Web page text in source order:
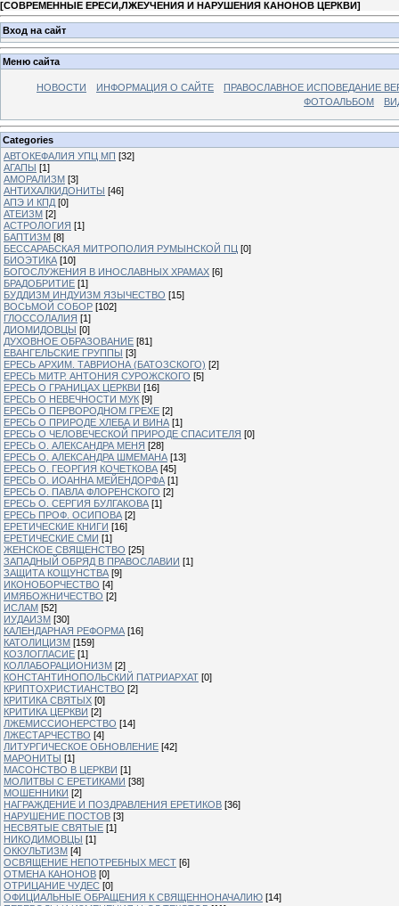
[СОВРЕМЕННЫЕ ЕРЕСИ,ЛЖЕУЧЕНИЯ И НАРУШЕНИЯ КАНОНОВ ЦЕРКВИ]
Вход на сайт
Меню сайта
НОВОСТИ ИНФОРМАЦИЯ О САЙТЕ
ПРАВОСЛАВНОЕ ИСПОВЕДАНИЕ
ФОТОАЛЬБОМ
Categories
АВТОКЕФАЛИЯ УПЦ МП [32]
АГАПЫ [1]
АМОРАЛИЗМ [3]
АНТИХАЛКИДОНИТЫ [46]
АПЭ И КПД [0]
АТЕИЗМ [2]
АСТРОЛОГИЯ [1]
БАПТИЗМ [8]
БЕССАРАБСКАЯ МИТРОПОЛИЯ РУМЫНСКОЙ ПЦ [0]
БИОЭТИКА [10]
БОГОСЛУЖЕНИЯ В ИНОСЛАВНЫХ ХРАМАХ [6]
БРАДОБРИТИЕ [1]
БУДДИЗМ ИНДУИЗМ ЯЗЫЧЕСТВО [15]
ВОСЬМОЙ СОБОР [102]
ГЛОССОЛАЛИЯ [1]
ДИОМИДОВЦЫ [0]
ДУХОВНОЕ ОБРАЗОВАНИЕ [81]
ЕВАНГЕЛЬСКИЕ ГРУППЫ [3]
ЕРЕСЬ АРХИМ. ТАВРИОНА (БАТОЗСКОГО) [2]
ЕРЕСЬ МИТР. АНТОНИЯ СУРОЖСКОГО [5]
ЕРЕСЬ О ГРАНИЦАХ ЦЕРКВИ [16]
ЕРЕСЬ О НЕВЕЧНОСТИ МУК [9]
ЕРЕСЬ О ПЕРВОРОДНОМ ГРЕХЕ [2]
ЕРЕСЬ О ПРИРОДЕ ХЛЕБА И ВИНА [1]
ЕРЕСЬ О ЧЕЛОВЕЧЕСКОЙ ПРИРОДЕ СПАСИТЕЛЯ [0]
ЕРЕСЬ О. АЛЕКСАНДРА МЕНЯ [28]
ЕРЕСЬ О. АЛЕКСАНДРА ШМЕМАНА [13]
ЕРЕСЬ О. ГЕОРГИЯ КОЧЕТКОВА [45]
ЕРЕСЬ О. ИОАННА МЕЙЕНДОРФА [1]
ЕРЕСЬ О. ПАВЛА ФЛОРЕНСКОГО [2]
ЕРЕСЬ О. СЕРГИЯ БУЛГАКОВА [1]
ЕРЕСЬ ПРОФ. ОСИПОВА [2]
ЕРЕТИЧЕСКИЕ КНИГИ [16]
ЕРЕТИЧЕСКИЕ СМИ [1]
ЖЕНСКОЕ СВЯЩЕНСТВО [25]
ЗАПАДНЫЙ ОБРЯД В ПРАВОСЛАВИИ [1]
ЗАЩИТА КОЩУНСТВА [9]
ИКОНОБОРЧЕСТВО [4]
ИМЯБОЖНИЧЕСТВО [2]
ИСЛАМ [52]
ИУДАИЗМ [30]
КАЛЕНДАРНАЯ РЕФОРМА [16]
КАТОЛИЦИЗМ [159]
КОЗЛОГЛАСИЕ [1]
КОЛЛАБОРАЦИОНИЗМ [2]
КОНСТАНТИНОПОЛЬСКИЙ ПАТРИАРХАТ [0]
КРИПТОХРИСТИАНСТВО [2]
КРИТИКА СВЯТЫХ [0]
КРИТИКА ЦЕРКВИ [2]
ЛЖЕМИССИОНЕРСТВО [14]
ЛЖЕСТАРЧЕСТВО [4]
ЛИТУРГИЧЕСКОЕ ОБНОВЛЕНИЕ [42]
МАРОНИТЫ [1]
МАСОНСТВО В ЦЕРКВИ [1]
МОЛИТВЫ С ЕРЕТИКАМИ [38]
МОШЕННИКИ [2]
НАГРАЖДЕНИЕ И ПОЗДРАВЛЕНИЯ ЕРЕТИКОВ [36]
НАРУШЕНИЕ ПОСТОВ [3]
НЕСВЯТЫЕ СВЯТЫЕ [1]
НИКОДИМОВЦЫ [1]
ОККУЛЬТИЗМ [4]
ОСВЯЩЕНИЕ НЕПОТРЕБНЫХ МЕСТ [6]
ОТМЕНА КАНОНОВ [0]
ОТРИЦАНИЕ ЧУДЕС [0]
ОФИЦИАЛЬНЫЕ ОБРАЩЕНИЯ К СВЯЩЕННОНАЧАЛИЮ [14]